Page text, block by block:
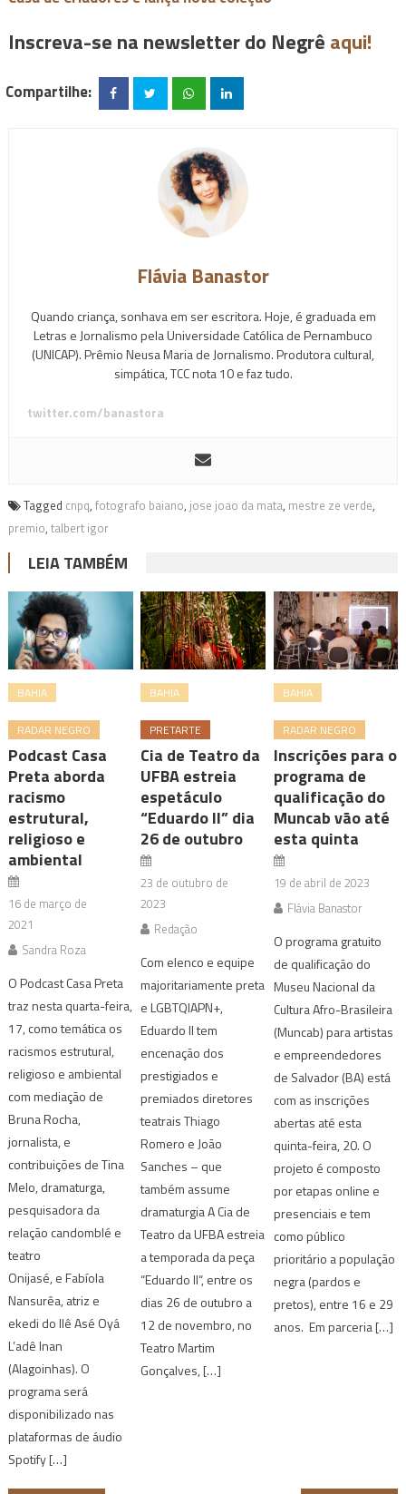
Inscreva-se na newsletter do Negrê aqui!
Compartilhe:
Flávia Banastor
Quando criança, sonhava em ser escritora. Hoje, é graduada em
Letras e Jornalismo pela Universidade Católica de Pernambuco
(UNICAP). Prêmio Neusa Maria de Jornalismo. Produtora cultural,
simpática, TCC nota 10 e faz tudo.
twitter.com/banastora
Tagged cnpq, fotografo baiano, jose joao da mata, mestre ze verde,
premio, talbert igor
LEIA TAMBÉM
BAHIA
RADAR NEGRO
Podcast Casa
Preta aborda
racismo
estrutural,
religioso e
ambiental
16 de março de
2021
Sandra Roza
O Podcast Casa Preta
traz nesta quarta-feira,
17, como temática os
racismos estrutural,
religioso e ambiental
com mediação de
Bruna Rocha,
jornalista, e
contribuições de Tina
Melo, dramaturga,
pesquisadora da
relação candomblé e
teatro
Onijasé, e Fabíola
Nansurêa, atriz e
ekedi do Ilê Asé Oyá
L’adê Inan
(Alagoinhas). O
programa será
disponibilizado nas
plataformas de áudio
Spotify […]
BAHIA
PRETARTE
Cia de Teatro da
UFBA estreia
espetáculo
“Eduardo II” dia
26 de outubro
23 de outubro de
2023
Redação
Com elenco e equipe
majoritariamente preta
e LGBTQIAPN+,
Eduardo II tem
encenação dos
prestigiados e
premiados diretores
teatrais Thiago
Romero e João
Sanches – que
também assume
dramaturgia A Cia de
Teatro da UFBA estreia
a temporada da peça
“Eduardo II“, entre os
dias 26 de outubro a
12 de novembro, no
Teatro Martim
Gonçalves, […]
BAHIA
RADAR NEGRO
Inscrições para o
programa de
qualificação do
Muncab vão até
esta quinta
19 de abril de 2023
Flávia Banastor
O programa gratuito
de qualificação do
Museu Nacional da
Cultura Afro-Brasileira
(Muncab) para artistas
e empreendedores
de Salvador (BA) está
com as inscrições
abertas até esta
quinta-feira, 20. O
projeto é composto
por etapas online e
presenciais e tem
como público
prioritário a população
negra (pardos e
pretos), entre 16 e 29
anos. Em parceria […]